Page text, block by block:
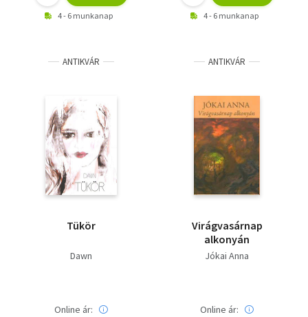
4 - 6 munkanap 4 - 6 munkanap
ANTIKVÁR
Tükör
Dawn
Online ár:
ANTIKVÁR
Virágvasárnap
alkonyán
Jókai Anna
Online ár: